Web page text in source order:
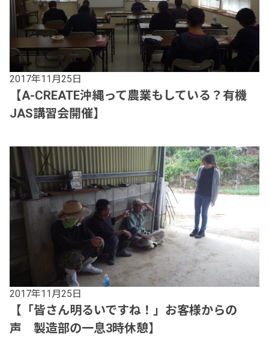
2017年11月25日
【A-CREATE沖縄って農業もしている？有機
JAS講習会開催】
2017年11月25日
【「皆さん明るいですね！」お客様からの
声 製造部の一息3時休憩】